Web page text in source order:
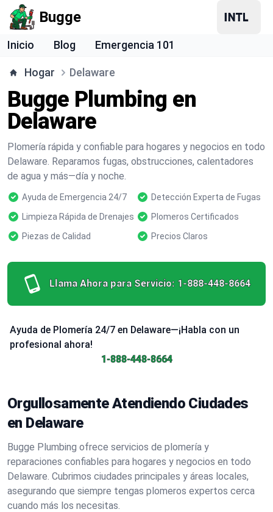
Bugge
Inicio Blog Emergencia 101
Hogar Delaware
Bugge Plumbing en
Delaware
Plomería rápida y confiable para hogares y negocios en todo
Delaware. Reparamos fugas, obstrucciones, calentadores
de agua y más—día y noche.
Ayuda de Emergencia 24/7
Detección Experta de Fugas
Limpieza Rápida de Drenajes
Plomeros Certificados
Piezas de Calidad
Precios Claros
Llama Ahora para Servicio: 1-888-448-8664
Ayuda de Plomería 24/7 en Delaware—¡Habla con un
profesional ahora!
1-888-448-8664
Orgullosamente Atendiendo Ciudades
en Delaware
Bugge Plumbing ofrece servicios de plomería y
reparaciones confiables para hogares y negocios en todo
Delaware. Cubrimos ciudades principales y áreas locales,
asegurando que siempre tengas plomeros expertos cerca
cuando más los necesitas.